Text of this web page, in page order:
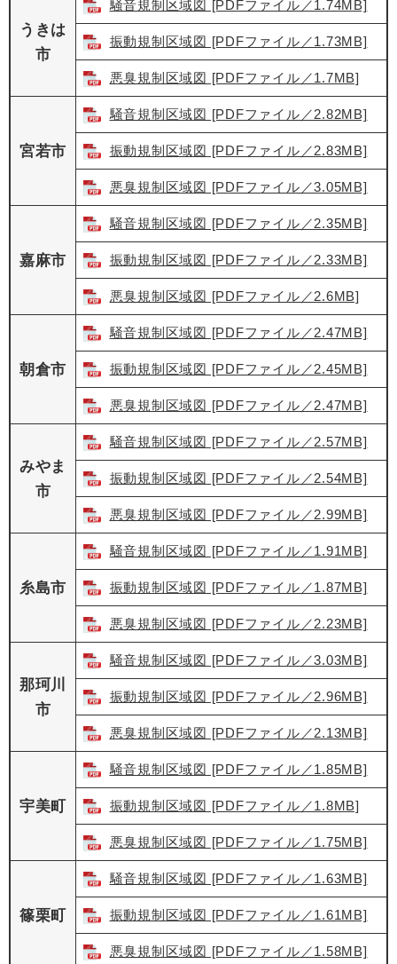
うきは
市
騒音規制区域図 [PDFファイル／1.74MB]
振動規制区域図 [PDFファイル／1.73MB]
悪臭規制区域図 [PDFファイル／1.7MB]
宮若市
騒音規制区域図 [PDFファイル／2.82MB]
振動規制区域図 [PDFファイル／2.83MB]
悪臭規制区域図 [PDFファイル／3.05MB]
嘉麻市
騒音規制区域図 [PDFファイル／2.35MB]
振動規制区域図 [PDFファイル／2.33MB]
悪臭規制区域図 [PDFファイル／2.6MB]
朝倉市
騒音規制区域図 [PDFファイル／2.47MB]
振動規制区域図 [PDFファイル／2.45MB]
悪臭規制区域図 [PDFファイル／2.47MB]
みやま
市
騒音規制区域図 [PDFファイル／2.57MB]
振動規制区域図 [PDFファイル／2.54MB]
悪臭規制区域図 [PDFファイル／2.99MB]
糸島市
騒音規制区域図 [PDFファイル／1.91MB]
振動規制区域図 [PDFファイル／1.87MB]
悪臭規制区域図 [PDFファイル／2.23MB]
那珂川
市
騒音規制区域図 [PDFファイル／3.03MB]
振動規制区域図 [PDFファイル／2.96MB]
悪臭規制区域図 [PDFファイル／2.13MB]
宇美町
騒音規制区域図 [PDFファイル／1.85MB]
振動規制区域図 [PDFファイル／1.8MB]
悪臭規制区域図 [PDFファイル／1.75MB]
篠栗町
騒音規制区域図 [PDFファイル／1.63MB]
振動規制区域図 [PDFファイル／1.61MB]
悪臭規制区域図 [PDFファイル／1.58MB]